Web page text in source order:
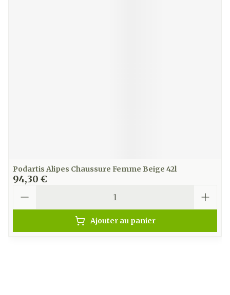
Podartis Alipes Chaussure Femme Beige 42l
94,30 €
Ajouter au panier